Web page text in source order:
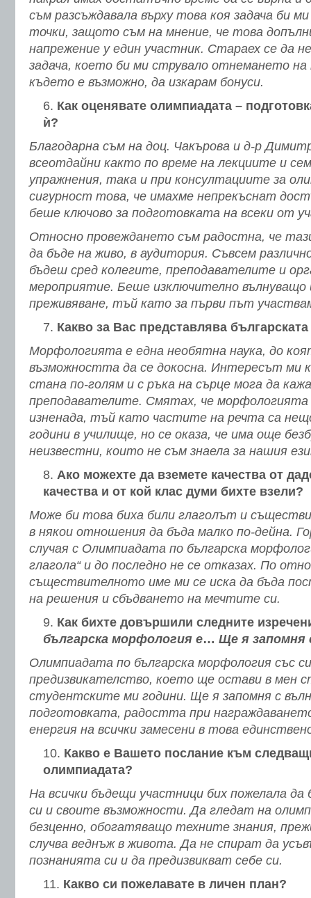
съм разсъждавала върху това коя задача би
точки, защото съм на мнение, че това
напрежение у един участник. Стараех се да
задача, което би ми струвало отнемането на
където е възможно, да изкарам бонуси.
Как оценявате олимпиадата –
ѝ?
Благодарна съм на доц. Чакърова и д-р
всеотдайни както по време на лекциите и
упражнения, така и при консултациите за
сигурност това, че имахме непрекъснат
беше ключово за подготовката на всеки от
Относно провеждането съм радостна, че
да бъде на живо, в аудитория. Съвсем
бъдеш сред колегите, преподавателите и
мероприятие. Беше изключително вълнуващо
преживяване, тъй като за първи път
Какво за Вас представлява
Морфологията е една необятна наука, до
възможността да се докосна. Интересът ми
стана по-голям и с ръка на сърце мога да
преподавателите. Смятах, че морфологията
изненада, тъй като частите на речта са
години в училище, но се оказа, че има още
неизвестни, които не съм знаела за нашия
Ако можехте да вземете качества от
качества и от кой клас думи бихте взели?
Може би това биха били глаголът и
в някои отношения да бъда малко по-дейна.
случая с Олимпиадата по българска
глагола“ и до последно не се отказах. По
съществителното име ми се иска да бъда
на решения и сбъдването на мечтите си.
Как бихте довършили следните
българска морфология е… Ще я запомня
Олимпиадата по българска морфология със
предизвикателство, което ще остави в мен
студентските ми години. Ще я запомня с
подготовката, радостта при
енергия на всички замесени в това
Какво е Вашето послание към
олимпиадата?
На всички бъдещи участници бих пожелала да
си и своите възможности. Да гледат на
безценно, обогатяващо техните знания,
случва веднъж в живота. Да не спират да
познанията си и да предизвикват себе си.
Какво си пожелавате в личен план?